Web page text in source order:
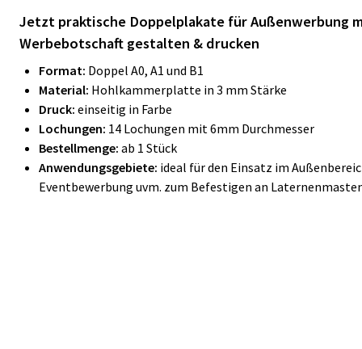
Jetzt praktische Doppelplakate für Außenwerbung
Werbebotschaft gestalten & drucken
Format: Doppel A0, A1 und B1
Material: Hohlkammerplatte in 3 mm Stärke
Druck: einseitig in Farbe
Lochungen: 14 Lochungen mit 6mm Durchmesser
Bestellmenge: ab 1 Stück
Anwendungsgebiete: ideal für den Einsatz im
Eventbewerbung uvm. zum Befestigen an